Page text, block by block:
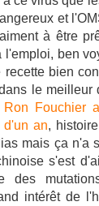
et
à être
ben
bien
le meilleur
Fouchier
d'un an,
mais ça n'a
s'est
des
intérêt de